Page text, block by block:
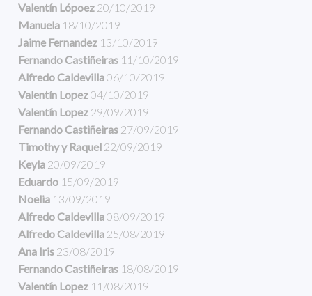
Valentín Lópoez 20/10/2019
Manuela 18/10/2019
Jaime Fernandez 13/10/2019
Fernando Castiñeiras 11/10/2019
Alfredo Caldevilla06/10/2019
Valentín Lopez04/10/2019
Valentín Lopez 29/09/2019
Fernando Castiñeiras 27/09/2019
Timothy y Raquel 22/09/2019
Keyla 20/09/2019
Eduardo 15/09/2019
Noelia 13/09/2019
Alfredo Caldevilla08/09/2019
Alfredo Caldevilla 25/08/2019
Ana Iris 23/08/2019
Fernando Castiñeiras 18/08/2019
Valentín Lopez 11/08/2019